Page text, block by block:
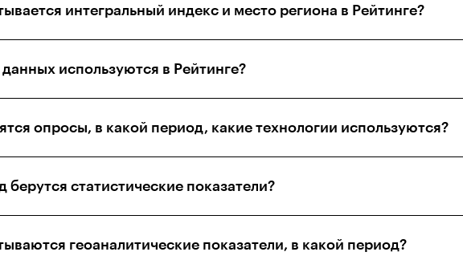
интегральный индекс и место региона в Рейтинге?
используются в Рейтинге?
опросы, в какой период, какие технологии используются?
берутся статистические показатели?
геоаналитические показатели, в какой период?